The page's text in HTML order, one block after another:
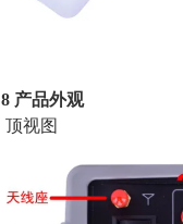
8 产品外观
顶视图